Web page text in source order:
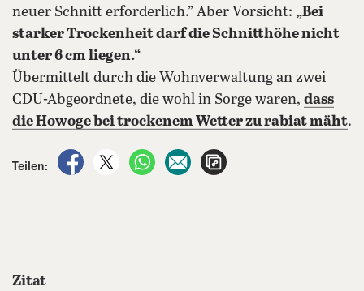
neuer Schnitt erforderlich.” Aber Vorsicht: „Bei
starker Trockenheit darf die Schnitthöhe nicht
unter 6 cm liegen.“
Übermittelt durch die Wohnverwaltung an zwei
CDU-Abgeordnete, die wohl in Sorge waren, dass
die Howoge bei trockenem Wetter zu rabiat mäht.
Teilen:
auf Facebook teilen
auf X teilenper WhatsApp teilen
per E-Mail teilen
Zitat